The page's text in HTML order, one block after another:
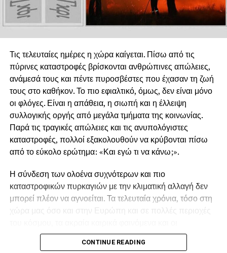
Τις τελευταίες ημέρες η χώρα καίγεται. Πίσω από τις
πύρινες καταστροφές βρίσκονται ανθρώπινες απώλειες,
ανάμεσά τους και πέντε πυροσβέστες που έχασαν τη ζωή
τους στο καθήκον. Το πιο εφιαλτικό, όμως, δεν είναι μόνο
οι φλόγες. Είναι η απάθεια, η σιωπή και η έλλειψη
συλλογικής οργής από μεγάλα τμήματα της κοινωνίας.
Παρά τις τραγικές απώλειες και τις ανυπολόγιστες
καταστροφές, πολλοί εξακολουθούν να κρύβονται πίσω
από το εύκολο ερώτημα: «Και εγώ τι να κάνω;».
Η σύνδεση των ολοένα συχνότερων και πιο
καταστροφικών πυρκαγιών με την κλιματική αλλαγή δεν
μπορεί πλέον να αγνοείται. Τα τελευταία χρόνια, τόσο στη
χώρα μας όσο και στην Ευρώπη και σε πολλές περιοχές
παρατεταμένοι καύσωνες δημιουργούν συνθήκες που
ευνοούν την εκδήλωση και την ταχύτατη εξάπλωση των
CONTINUE READING